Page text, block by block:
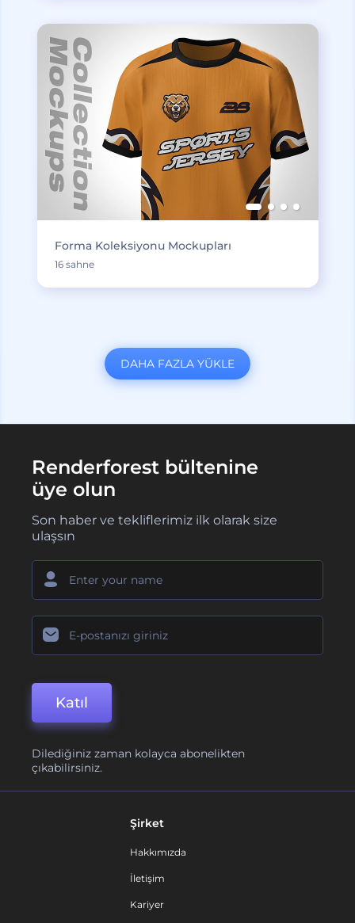
Forma Koleksiyonu Mockupları
16 sahne
DAHA FAZLA YÜKLE
Renderforest bültenine
üye olun
Son haber ve tekliflerimiz ilk olarak size
ulaşsın
Katıl
Dilediğiniz zaman kolayca abonelikten
çıkabilirsiniz.
Şirket
Hakkımızda
İletişim
Kariyer